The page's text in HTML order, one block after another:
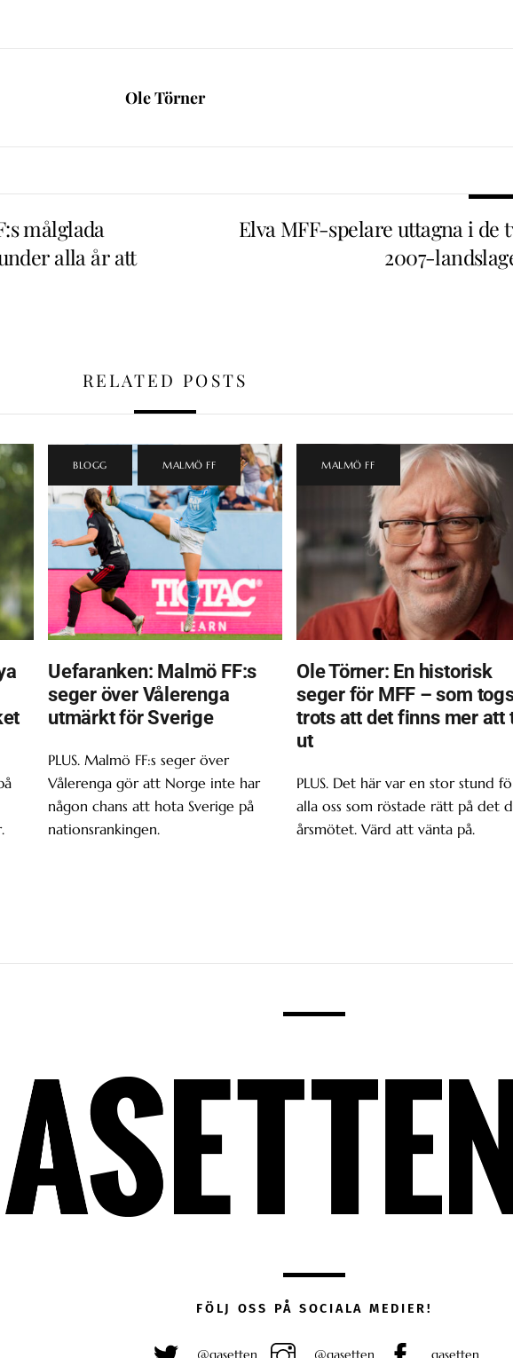
Ole Törner
målglada
alla år att
Elva MFF-spelare uttagna i de
2007-
RELATED POSTS
BLOGG MALMÖ FF
Uefaranken: Malmö FF:s
seger över Vålerenga
utmärkt för Sverige
PLUS. Malmö FF:s seger över
Vålerenga gör att Norge inte har
någon chans att hota Sverige på
nationsrankingen.
MALMÖ FF
Ole Törner: En historisk
seger för MFF – som
trots att det finns mer att
ut
PLUS. Det här var en stor stund
alla oss som röstade rätt på det
årsmötet. Värd att vänta på.
FÖLJ OSS PÅ SOCIALA MEDIER!
@gasetten @gasetten gasetten